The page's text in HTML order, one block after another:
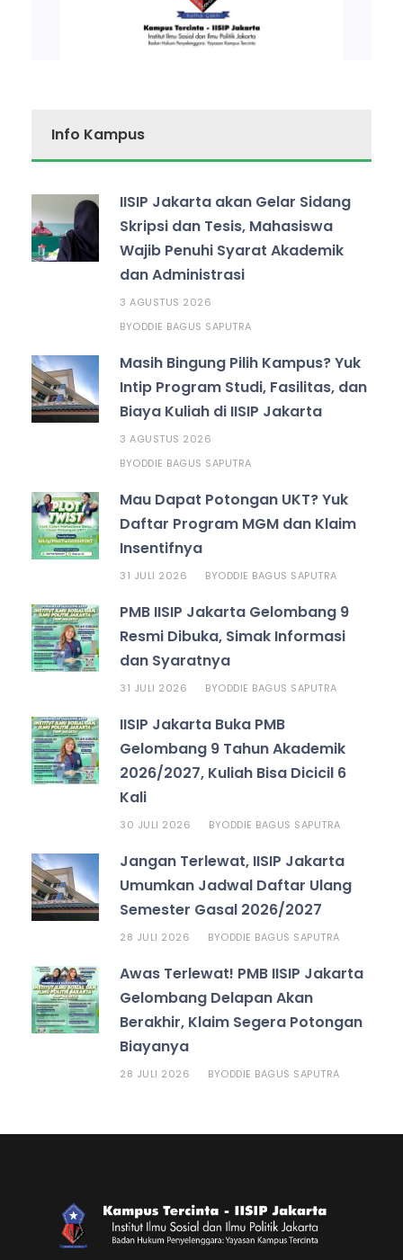
Info Kampus
IISIP Jakarta akan Gelar Sidang
Skripsi dan Tesis, Mahasiswa
Wajib Penuhi Syarat Akademik
dan Administrasi
3 AGUSTUS 2026
BYODDIE BAGUS SAPUTRA
Masih Bingung Pilih Kampus? Yuk
Intip Program Studi, Fasilitas, dan
Biaya Kuliah di IISIP Jakarta
3 AGUSTUS 2026
BYODDIE BAGUS SAPUTRA
Mau Dapat Potongan UKT? Yuk
Daftar Program MGM dan Klaim
Insentifnya
31 JULI 2026 BYODDIE BAGUS SAPUTRA
PMB IISIP Jakarta Gelombang 9
Resmi Dibuka, Simak Informasi
dan Syaratnya
31 JULI 2026 BYODDIE BAGUS SAPUTRA
IISIP Jakarta Buka PMB
Gelombang 9 Tahun Akademik
2026/2027, Kuliah Bisa Dicicil 6
Kali
30 JULI 2026 BYODDIE BAGUS SAPUTRA
Jangan Terlewat, IISIP Jakarta
Umumkan Jadwal Daftar Ulang
Semester Gasal 2026/2027
28 JULI 2026 BYODDIE BAGUS SAPUTRA
Awas Terlewat! PMB IISIP Jakarta
Gelombang Delapan Akan
Berakhir, Klaim Segera Potongan
Biayanya
28 JULI 2026 BYODDIE BAGUS SAPUTRA